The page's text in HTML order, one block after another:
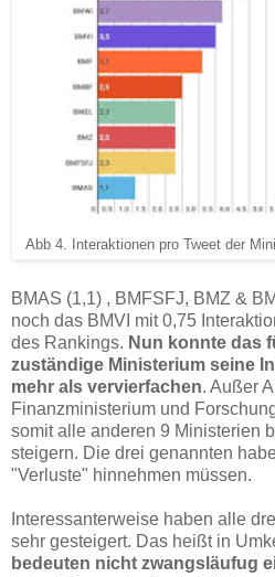
Abb 4. Interaktionen pro Tweet der
BMAS (1,1) , BMFSFJ, BMZ &
noch das BMVI mit 0,75
des Rankings. Nun konnte das
zuständige Ministerium seine
mehr als vervierfachen. Außer
Finanzministerium und
somit alle anderen 9 Ministerien
steigern. Die drei genannten
"Verluste" hinnehmen müssen.
Interessanterweise haben alle
sehr gesteigert. Das heißt in
bedeuten nicht zwangsläufug